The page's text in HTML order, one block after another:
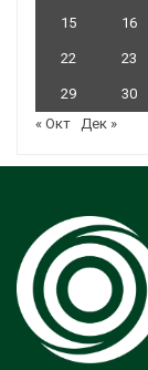
15 16
22 23
29
30
« Окт
Дек »